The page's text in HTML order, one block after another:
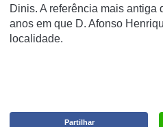
Dinis. A referência mais antiga
anos em que D. Afonso
localidade.
Partilhar